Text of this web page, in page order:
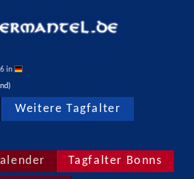
in
Weitere Tagfalter
Tagfalter Bonns